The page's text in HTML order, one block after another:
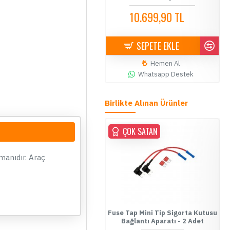
Araç
10.699,90 TL
SEPETE EKLE
Hemen Al
Whatsapp Destek
Birlikte Alınan Ürünler
Kablo Kesmeden Kolay Elektrik
ÇOK SATAN
Fuse Tap Mini Tip Sigorta Kutusu
Bağlantı Aparatı - 2 Adet